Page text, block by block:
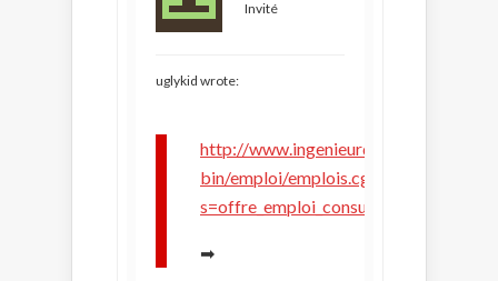
Invité
uglykid wrote:
http://www.ingenieurduson.com/cgi-
bin/emploi/emplois.cgi?
s=offre_emploi_consult&id=639
➡